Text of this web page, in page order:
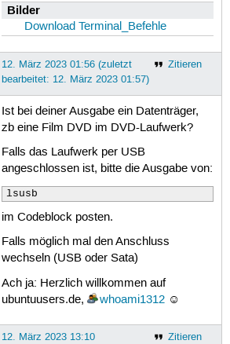
/dev/loop11
/dev/loop2
/dev/loop0
/dev/loop9
/dev/loop16
/dev/loop7
/dev/loop14
/dev/loop5
/dev/loop12
/dev/loop3
/dev/loop10
/dev/loop17
/dev/loop18
root@xda:/home/odi#
Bilder
Download Terminal_Befehle
Zitieren
12. März 2023 01:56 (zuletzt
bearbeitet: 12. März 2023 01:57)
Ist bei deiner Ausgabe ein Datenträger,
zb eine Film DVD im DVD-Laufwerk?
Falls das Laufwerk per USB
angeschlossen ist, bitte die Ausgabe von:
lsusb
im Codeblock posten.
Falls möglich mal den Anschluss
wechseln (USB oder Sata)
Ach ja: Herzlich willkommen auf
ubuntuusers.de,
whoami1312☺
Zitieren
12. März 2023 13:10